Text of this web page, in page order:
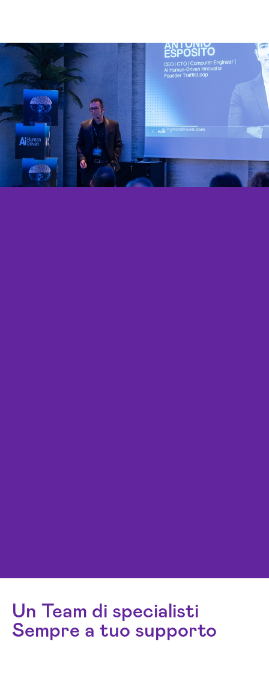
Un Team di specialisti
Sempre a tuo supporto